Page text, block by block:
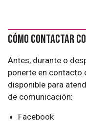
Cómo contactar
Antes, durante o
ponerte en contacto
disponible para
de comunicación:
Facebook